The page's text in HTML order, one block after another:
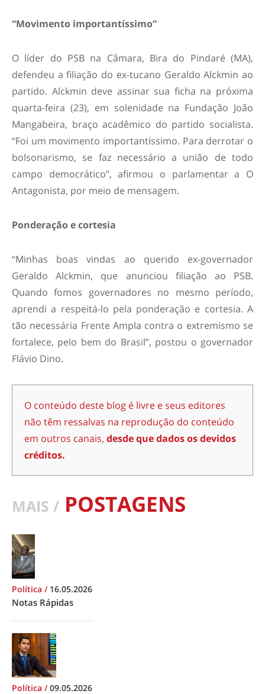
“Movimento importantíssimo”
O líder do PSB na Câmara, Bira do Pindaré (MA),
defendeu a filiação do ex-tucano Geraldo Alckmin ao
partido. Alckmin deve assinar sua ficha na próxima
quarta-feira (23), em solenidade na Fundação João
Mangabeira, braço acadêmico do partido socialista.
“Foi um movimento importantíssimo. Para derrotar o
bolsonarismo, se faz necessário a união de todo
campo democrático”, afirmou o parlamentar a O
Antagonista, por meio de mensagem.
Ponderação e cortesia
“Minhas boas vindas ao querido ex-governador
Geraldo Alckmin, que anunciou filiação ao PSB.
Quando fomos governadores no mesmo período,
aprendi a respeitá-lo pela ponderação e cortesia. A
tão necessária Frente Ampla contra o extremismo se
fortalece, pelo bem do Brasil”, postou o governador
Flávio Dino.
O conteúdo deste blog é livre e seus editores
não têm ressalvas na reprodução do conteúdo
em outros canais, desde que dados os devidos
créditos.
MAIS / POSTAGENS
Política / 16.05.2026
Notas Rápidas
Política /09.05.2026